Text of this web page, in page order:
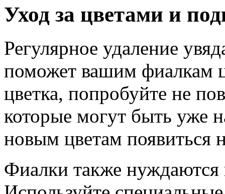
Уход за цветами и
Регулярное удаление
поможет вашим фиалкам
цветка, попробуйте не
которые могут быть уже
новым цветам появиться
Фиалки также нуждаются